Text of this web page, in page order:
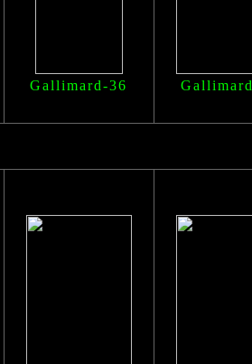
Gallimard-36